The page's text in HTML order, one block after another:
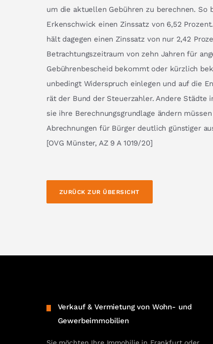
um die aktuellen Gebühren zu berechnen. So
Erkenschwick einen Zinssatz von 6,52
hält dagegen einen Zinssatz von nur 2,42
Betrachtungszeitraum von zehn Jahren für
Gebührenbescheid bekommt oder kürzlich
unbedingt Widerspruch einlegen und auf die
rät der Bund der Steuerzahler. Andere Städte
sie ihre Berechnungsgrundlage ändern
Abrechnungen für Bürger deutlich günstiger
[OVG Münster, AZ 9 A 1019/20]
ZURÜCK ZUR ÜBERSICHT
Verkauf & Vermietung von Wohn- und
Gewerbeimmobilien